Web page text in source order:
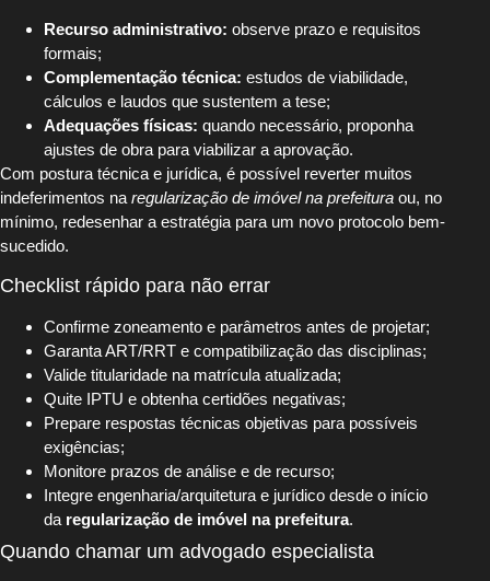
Recurso administrativo: observe prazo e requisitos
formais;
Complementação técnica: estudos de viabilidade,
cálculos e laudos que sustentem a tese;
Adequações físicas: quando necessário, proponha
ajustes de obra para viabilizar a aprovação.
Com postura técnica e jurídica, é possível reverter muitos
indeferimentos na regularização de imóvel na prefeitura ou, no
mínimo, redesenhar a estratégia para um novo protocolo bem-
sucedido.
Checklist rápido para não errar
Confirme zoneamento e parâmetros antes de projetar;
Garanta ART/RRT e compatibilização das disciplinas;
Valide titularidade na matrícula atualizada;
Quite IPTU e obtenha certidões negativas;
Prepare respostas técnicas objetivas para possíveis
exigências;
Monitore prazos de análise e de recurso;
Integre engenharia/arquitetura e jurídico desde o início
da regularização de imóvel na prefeitura.
Quando chamar um advogado especialista